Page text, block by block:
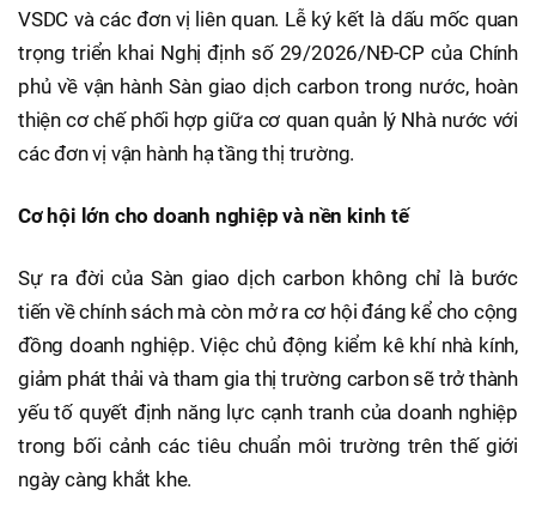
VSDC và các đơn vị liên quan. Lễ ký kết là dấu mốc quan
trọng triển khai Nghị định số 29/2026/NĐ-CP của Chính
phủ về vận hành Sàn giao dịch carbon trong nước, hoàn
thiện cơ chế phối hợp giữa cơ quan quản lý Nhà nước với
các đơn vị vận hành hạ tầng thị trường.
Cơ hội lớn cho doanh nghiệp và nền kinh tế
Sự ra đời của Sàn giao dịch carbon không chỉ là bước
tiến về chính sách mà còn mở ra cơ hội đáng kể cho cộng
đồng doanh nghiệp. Việc chủ động kiểm kê khí nhà kính,
giảm phát thải và tham gia thị trường carbon sẽ trở thành
yếu tố quyết định năng lực cạnh tranh của doanh nghiệp
trong bối cảnh các tiêu chuẩn môi trường trên thế giới
ngày càng khắt khe.